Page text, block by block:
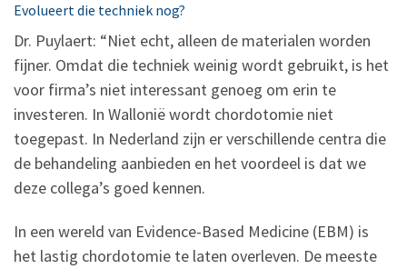
Evolueert die techniek nog?
Dr. Puylaert: “Niet echt, alleen de materialen worden
fijner. Omdat die techniek weinig wordt gebruikt, is het
voor firma’s niet interessant genoeg om erin te
investeren. In Wallonië wordt chordotomie niet
toegepast. In Nederland zijn er verschillende centra die
de behandeling aanbieden en het voordeel is dat we
deze collega’s goed kennen.
In een wereld van Evidence-Based Medicine (EBM) is
het lastig chordotomie te laten overleven. De meeste